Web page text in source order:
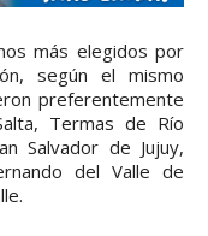
más elegidos por
según el mismo
preferentemente
Termas de Río
Salvador de Jujuy,
del Valle de